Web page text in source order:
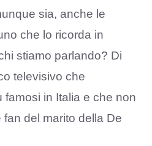
sia, anche le
che lo ricorda in
stiamo parlando? Di
televisivo che
famosi in Italia e che non
del marito della De